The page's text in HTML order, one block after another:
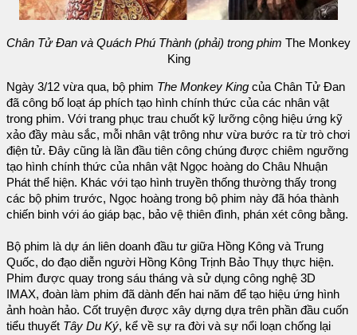
Chân Tử Đan và Quách Phú Thành (phải) trong phim The Monkey
King
Ngày 3/12 vừa qua, bộ phim The Monkey King của Chân Tử Đan
đã công bố loạt áp phích tạo hình chính thức của các nhân vật
trong phim. Với trang phục trau chuốt kỹ lưỡng cộng hiệu ứng kỹ
xảo đầy màu sắc, mỗi nhân vật trông như vừa bước ra từ trò chơi
điện tử. Đây cũng là lần đầu tiên công chúng được chiêm ngưỡng
tạo hình chính thức của nhân vật Ngọc hoàng do Châu Nhuận
Phát thể hiện. Khác với tạo hình truyền thống thường thấy trong
các bộ phim trước, Ngọc hoàng trong bộ phim này đã hóa thành
chiến binh với áo giáp bạc, bảo vệ thiên đình, phán xét công bằng.
Bộ phim là dự án liên doanh đầu tư giữa Hồng Kông và Trung
Quốc, do đạo diễn người Hồng Kông Trịnh Bảo Thụy thực hiện.
Phim được quay trong sáu tháng và sử dụng công nghệ 3D
IMAX, đoàn làm phim đã dành đến hai năm để tạo hiệu ứng hình
ảnh hoàn hảo. Cốt truyện được xây dựng dựa trên phần đầu cuốn
tiểu thuyết Tây Du Ký, kể về sự ra đời và sự nổi loạn chống lại